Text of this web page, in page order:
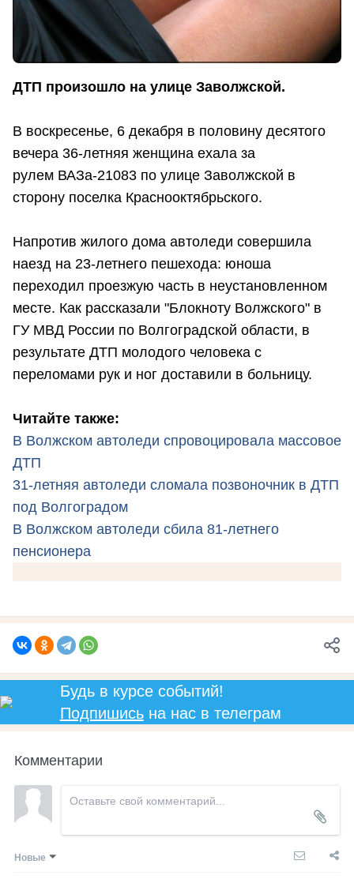
ДТП произошло на улице Заволжской.
В воскресенье, 6 декабря в половину десятого
вечера 36-летняя женщина ехала за
рулем ВАЗа-21083 по улице Заволжской в
сторону поселка Краснооктябрьского.
Напротив жилого дома автоледи совершила
наезд на 23-летнего пешехода: юноша
переходил проезжую часть в неустановленном
месте. Как рассказали "Блокноту Волжского" в
ГУ МВД России по Волгоградской области, в
результате ДТП молодого человека с
переломами рук и ног доставили в больницу.
Читайте также:
В Волжском автоледи спровоцировала массовое
ДТП
31-летняя автоледи сломала позвоночник в ДТП
под Волгоградом
В Волжском автоледи сбила 81-летнего
пенсионера
Будь в курсе событий!
Подпишисьна нас в телеграм
Комментарии
Новые